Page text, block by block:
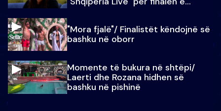
"Mora fjalë"/ Finalistët këndojnë së
bashku në oborr
Momente të bukura në shtëpi/
Laerti dhe Rozana hidhen së
bashku në pishinë